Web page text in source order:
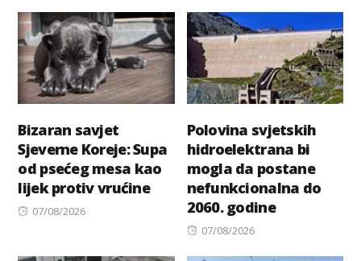
Bizaran savjet
Sjeverne Koreje: Supa
od psećeg mesa kao
lijek protiv vrućine
Posted
07/08/2026
Polovina svjetskih
hidroelektrana bi
mogla da postane
nefunkcionalna do
2060. godine
Posted
07/08/2026